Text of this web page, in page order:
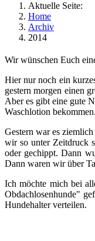
Aktuelle Seite:
Home
Archiv
2014
Wir wünschen Euch
Hier nur noch ein
gestern morgen einen
Aber es gibt eine gute
Waschlotion bekommen.
Gestern war es
wir so unter Zeitdruck
oder gechippt. Dann
Dann waren wir über
Ich möchte mich bei
Obdachlosenhunde"
Hundehalter verteilen.